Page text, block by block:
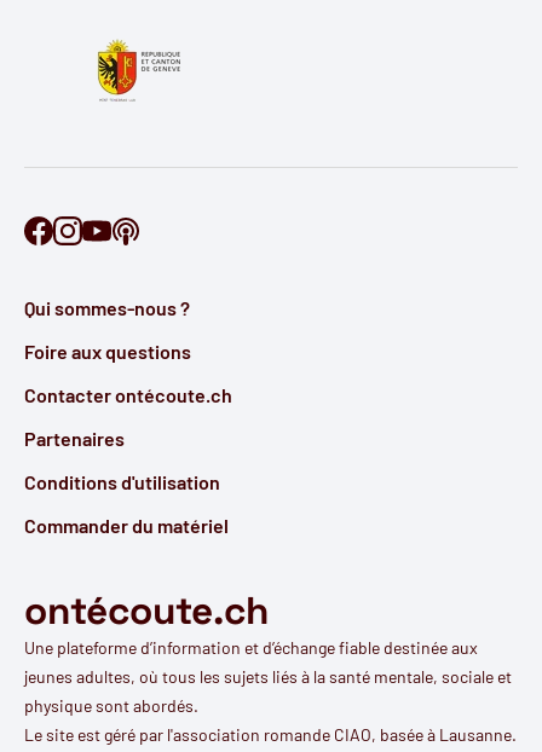
Retrouve Ontécoute sur Facebook
Retrouve Ontécoute sur Instagram
Retrouve Ontécoute sur YouTube
Qui sommes-nous ?
Foire aux questions
Contacter ontécoute.ch
Partenaires
Conditions d'utilisation
Commander du matériel
ontécoute.ch
Une plateforme d’information et d’échange fiable destinée aux
jeunes adultes, où tous les sujets liés à la santé mentale, sociale et
physique sont abordés.
Le site est géré par l'association romande CIAO, basée à Lausanne.